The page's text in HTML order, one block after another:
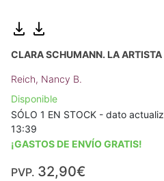
CLARA SCHUMANN. LA
Reich, Nancy B.
Disponible
SÓLO 1 EN STOCK - dato
13:39
¡GASTOS DE ENVÍO GRATIS!
PVP. 32,90€